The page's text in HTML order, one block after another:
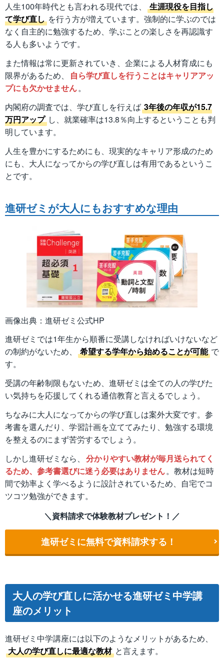
人生100年時代とも言われる現代では、
生涯現役を目指し
て学び直し を行う方が増えています。強制的に学ぶのでは
なく自主的に勉強するため、学ぶことの楽しさを再認識す
る人も多いようです。
また情報は常に更新されていき、企業による人材育成にも
限界があるため、
自ら学び直しを行うことはキャリアアッ
プにも欠かせません。
内閣府の調査では、学び直しを行えば 3年後の年収が15.7
万円アップ し、就業確率は13.8％向上するということも判
明しています。
人生を豊かにするためにも、現実的なキャリア形成のため
にも、大人になってからの学び直しは有用であるというこ
とです。
進研ゼミが大人にもおすすめな理由
画像出典：進研ゼミ公式HP
進研ゼミでは1年生から順番に受講しなければいけないなど
の制約がないため、
希望する学年から始めることが可能 で
す。
受講の年齢制限もないため、進研ゼミは全ての人の学びた
い気持ちを応援してくれる通信教育と言えるでしょう。
ちなみに大人になってからの学び直しは案外大変です。参
考書を選んだり、学習計画を立ててみたり、勉強する環境
を整えるのにまず苦労するでしょう。
しかし進研ゼミなら、 分かりやすい教材が毎月送られてく
るため、参考書選びに迷う必要はありません。教材は短時
間で効率よく学べるように設計されているため、自宅でコ
ツコツ勉強ができます。
＼資料請求で体験教材プレゼント！／
進研ゼミに無料で資料請求する！
大人の学び直しに活かせる進研ゼミ中学講
座のメリット
進研ゼミ中学講座には以下のようなメリットがあるため、
大人の学び直しに最適な教材 と言えます。